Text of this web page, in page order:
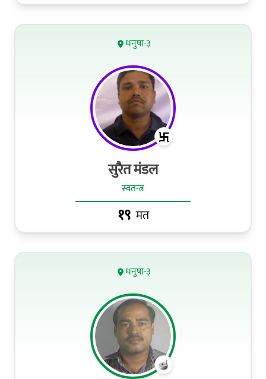
धनुषा-३
सुरैत मंडल
स्वतन्त्र
१९ मत
धनुषा-३